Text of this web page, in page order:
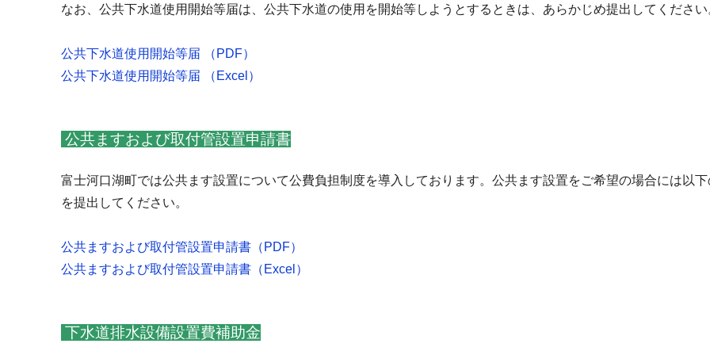
なお、公共下水道使用開始等届は、公共下水道の使用を開始等しようとするときは、あらかじめ提出してください
公共下水道使用開始等届 （ PDF）
公共下水道使用開始等届
（ Excel ）
公共ますおよび取付管設置申請書
富士河口湖町では公共ます設置について公費負担制度を導入しております。公共ます設置をご希望の場合には以
を提出してください。
公共ますおよび取付管設置申請書（ PDF）
公共ますおよび取付管設置申請書（ Excel ）
下水道排水設備設置費補助金